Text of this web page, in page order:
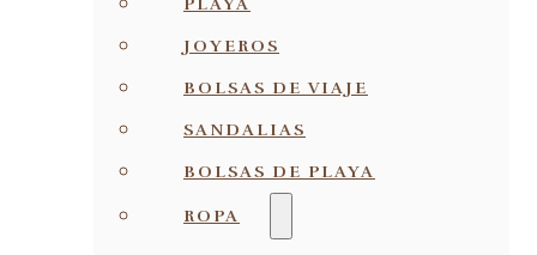
PLAYA
JOYEROS
BOLSAS DE VIAJE
SANDALIAS
BOLSAS DE PLAYA
ROPA